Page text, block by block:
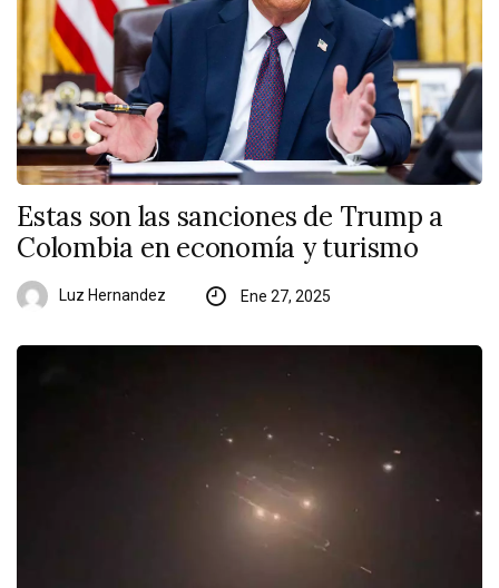
Estas son las sanciones de Trump a
Colombia en economía y turismo
Luz Hernandez Ene 27, 2025